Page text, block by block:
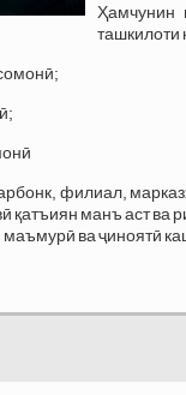
Ҳамчунин
ташкилоти
филиал,
манъ аст ва
ва ҷиноятӣ